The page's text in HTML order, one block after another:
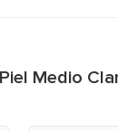
Medio